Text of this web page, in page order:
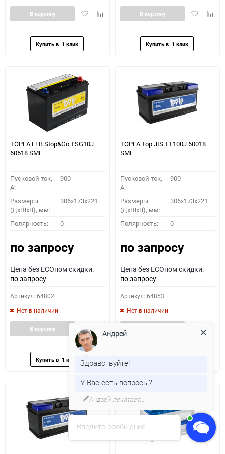
ДобавитьДобавить
В корзину
Добавить
В корзину
TOPLA EFB Stop&Go TSG10J
60518 SMF
Пусковой ток,
A:
900
Размеры
(ДхШхВ), мм:
306x173x221
Полярность: 0
по запросу
Цена без ECOном скидки:
по запросу
Артикул: 64802
Нет в наличии
Добавить
в
избранное
Добавить
к
сравнению
В корзину
TOPLA Top JIS TT100J 60018
SMF
Пусковой ток,
A:
900
Размеры
(ДхШхВ), мм:
306x173x221
Полярность: 0
по запросу
Цена без ECOном скидки:
по запросу
Артикул: 64853
Нет в наличии
Добавить
к
Введите сообщение
Андрей
Здравствуйте!
У Вас есть вопросы?
Андрей печатает...